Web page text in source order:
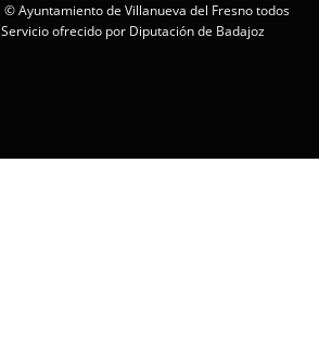
© Ayuntamiento de Villanueva del Fresno todos
Servicio ofrecido por Diputación de Badajoz